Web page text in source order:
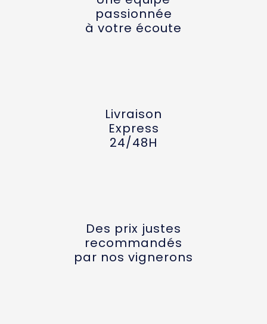
passionnée
à votre écoute
Livraison
Express
24/48H
Des prix justes
recommandés
par nos vignerons